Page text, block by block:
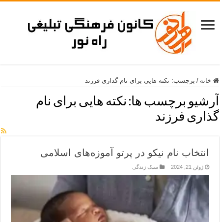
خانه / برچسب: نکته هایی برای نام گذاری فرزند
آرشیو برچسب ها: نکته هایی برای نام
گذاری فرزند
انتخاب نام نیکو در پرتو آموزه‌های اسلامی
ژوئن 21, 2024 سبک زندگی